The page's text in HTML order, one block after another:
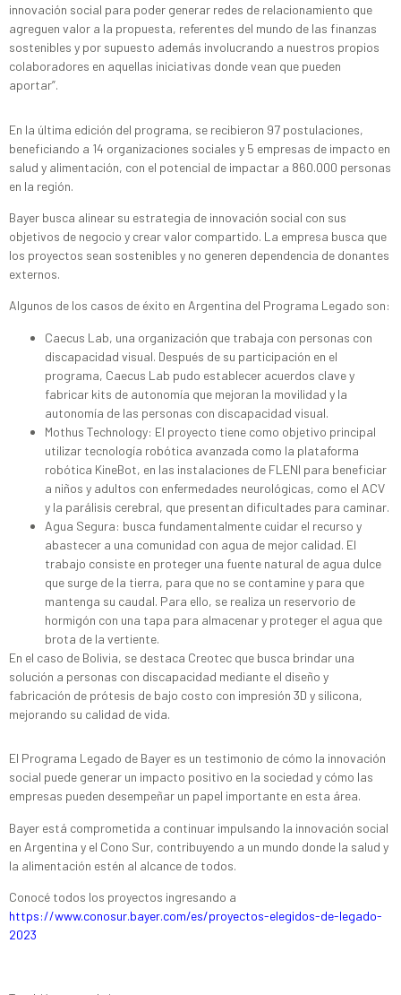
innovación social para poder generar redes de relacionamiento que
agreguen valor a la propuesta, referentes del mundo de las finanzas
sostenibles y por supuesto además involucrando a nuestros propios
colaboradores en aquellas iniciativas donde vean que pueden
aportar”.
En la última edición del programa, se recibieron 97 postulaciones,
beneficiando a 14 organizaciones sociales y 5 empresas de impacto en
salud y alimentación, con el potencial de impactar a 860.000 personas
en la región.
Bayer busca alinear su estrategia de innovación social con sus
objetivos de negocio y crear valor compartido. La empresa busca que
los proyectos sean sostenibles y no generen dependencia de donantes
externos.
Algunos de los casos de éxito en Argentina del Programa Legado son:
Caecus Lab, una organización que trabaja con personas con
discapacidad visual. Después de su participación en el
programa, Caecus Lab pudo establecer acuerdos clave y
fabricar kits de autonomía que mejoran la movilidad y la
autonomía de las personas con discapacidad visual.
Mothus Technology: El proyecto tiene como objetivo principal
utilizar tecnología robótica avanzada como la plataforma
robótica KineBot, en las instalaciones de FLENI para beneficiar
a niños y adultos con enfermedades neurológicas, como el ACV
y la parálisis cerebral, que presentan dificultades para caminar.
Agua Segura: busca fundamentalmente cuidar el recurso y
abastecer a una comunidad con agua de mejor calidad. El
trabajo consiste en proteger una fuente natural de agua dulce
que surge de la tierra, para que no se contamine y para que
mantenga su caudal. Para ello, se realiza un reservorio de
hormigón con una tapa para almacenar y proteger el agua que
brota de la vertiente.
En el caso de Bolivia, se destaca Creotec que busca brindar una
solución a personas con discapacidad mediante el diseño y
fabricación de prótesis de bajo costo con impresión 3D y silicona,
mejorando su calidad de vida.
El Programa Legado de Bayer es un testimonio de cómo la innovación
social puede generar un impacto positivo en la sociedad y cómo las
empresas pueden desempeñar un papel importante en esta área.
Bayer está comprometida a continuar impulsando la innovación social
en Argentina y el Cono Sur, contribuyendo a un mundo donde la salud y
la alimentación estén al alcance de todos.
Conocé todos los proyectos ingresando a
https://www.conosur.bayer.com/es/proyectos-elegidos-de-legado-
2023